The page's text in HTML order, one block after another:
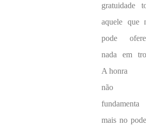
gratuidade
aquele que
pode
nada em
A honra
não
fundamenta
mais no